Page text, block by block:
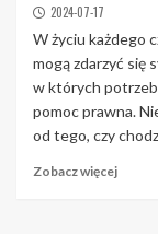
2024-07-17
W życiu każdego
mogą zdarzyć się
w których
pomoc prawna.
od tego, czy
Zobacz więcej